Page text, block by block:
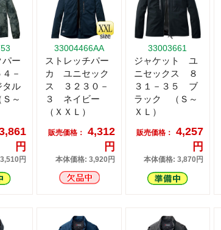
パー
－
ル
～
円
円
33004466AA
ストレッチパー
カ ユニセック
ス ３２３０－
３ ネイビー
（ＸＸＬ）
販売価格：
4,312
円
本体価格: 3,920円
33003661
ジャケット ユ
ニセックス ８
３１－３５ ブ
ラック （Ｓ～
ＸＬ）
販売価格：
4,257
円
本体価格: 3,870円